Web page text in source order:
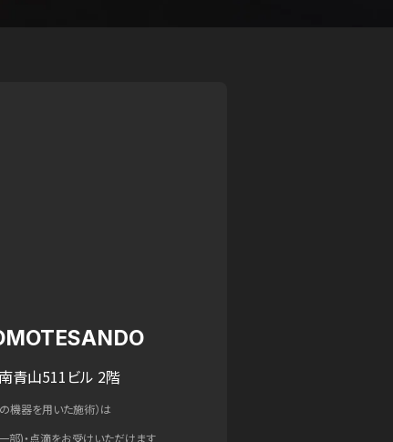
青山511ビル 2階
機器を用いた施術）は
)・点滴をお受けいただけます